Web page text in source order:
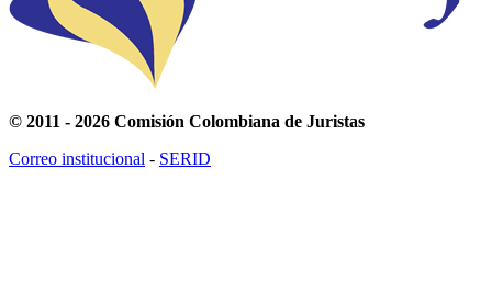
© 2011 - 2026 Comisión Colombiana de Juristas
Correo institucional - SERID